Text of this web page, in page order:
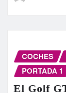
COCHES
PORTADA 1
El Golf